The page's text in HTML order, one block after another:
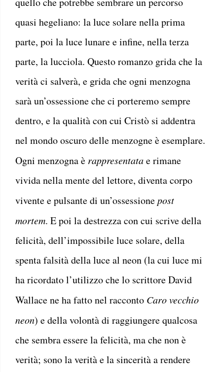
quasi hegeliano: la luce solare nella prima
parte, poi la luce lunare e infine, nella terza
parte, la lucciola. Questo romanzo grida che la
verità ci salverà, e grida che ogni menzogna
sarà un’ossessione che ci porteremo sempre
dentro, e la qualità con cui Cristò si addentra
nel mondo oscuro delle menzogne è esemplare.
Ogni menzogna è rappresentatae rimane
vivida nella mente del lettore, diventa corpo
vivente e pulsante di un’ossessionepost
mortem. E poi la destrezza con cui scrive della
felicità, dell’impossibile luce solare, della
spenta falsità della luce al neon (la cui luce mi
ha ricordato l’utilizzo che lo scrittore David
Wallace ne ha fatto nel racconto Caro vecchio
neon) e della volontà di raggiungere qualcosa
che sembra essere la felicità, ma che non è
verità; sono la verità e la sincerità a rendere